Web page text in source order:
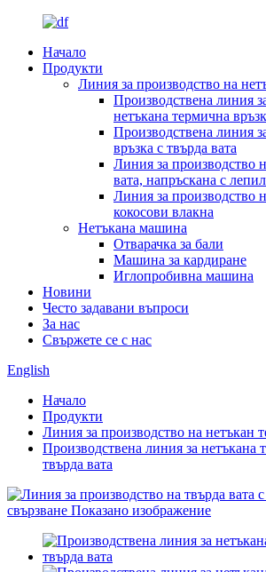
Начало
Продукти
Линия за производство на
Производствена линия
нетъкана термична
Производствена линия
връзка с твърда вата
Линия за производство
вата, напръскана с
Линия за производство
кокосови влакна
Нетъкана машина
Отварачка за бали
Машина за кардиране
Иглопробивна машина
Новини
Често задавани въпроси
За нас
Свържете се с нас
English
Начало
Продукти
Линия за производство на нетъкан
Производствена линия за нетъкана
твърда вата